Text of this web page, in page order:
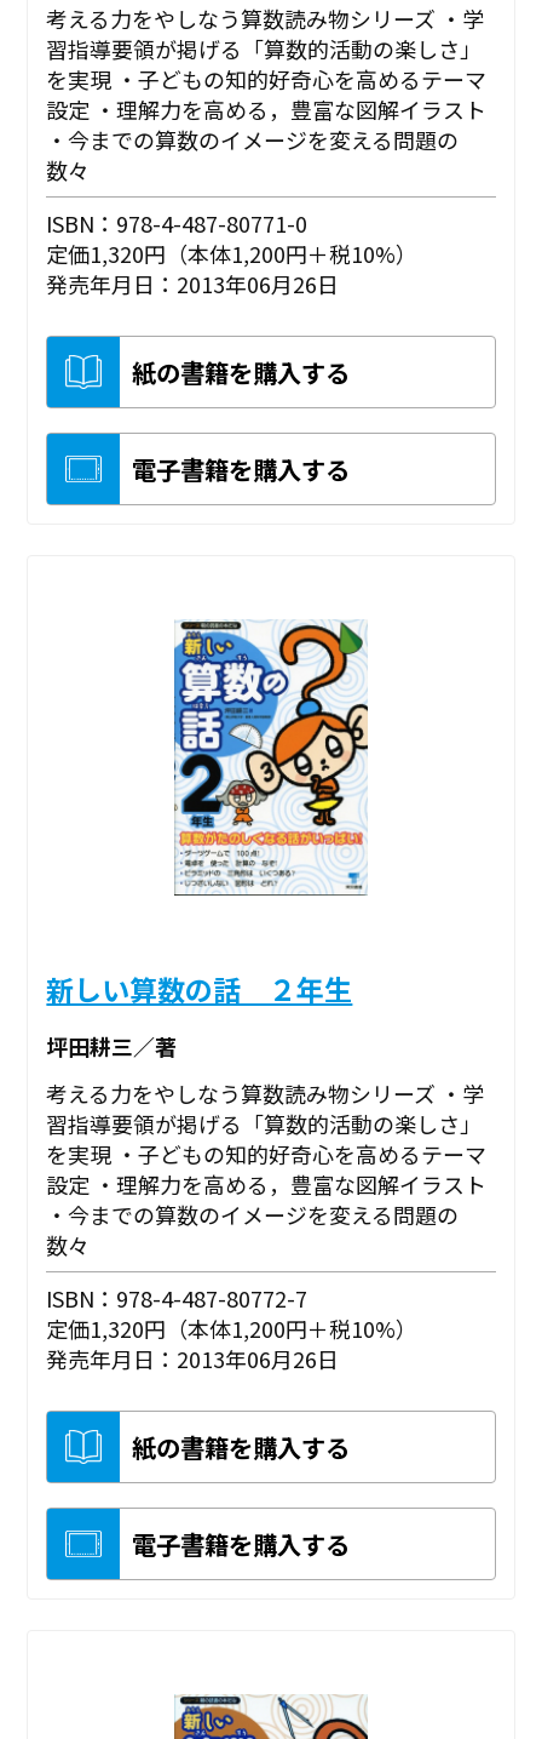
考える力をやしなう算数読み物シリーズ ・学
習指導要領が掲げる「算数的活動の楽しさ」
を実現 ・子どもの知的好奇心を高めるテーマ
設定 ・理解力を高める，豊富な図解イラスト
・今までの算数のイメージを変える問題の
数々
ISBN：978-4-487-80771-0
定価1,320円（本体1,200円＋税10%）
発売年月日：2013年06月26日
紙の書籍を購入する
電子書籍を購入する
新しい算数の話 ２年生
坪田耕三／著
考える力をやしなう算数読み物シリーズ ・学
習指導要領が掲げる「算数的活動の楽しさ」
を実現 ・子どもの知的好奇心を高めるテーマ
設定 ・理解力を高める，豊富な図解イラスト
・今までの算数のイメージを変える問題の
数々
ISBN：978-4-487-80772-7
定価1,320円（本体1,200円＋税10%）
発売年月日：2013年06月26日
紙の書籍を購入する
電子書籍を購入する